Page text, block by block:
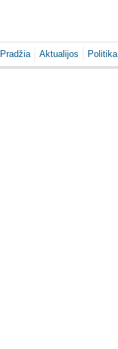
Pradžia Aktualijos Politika